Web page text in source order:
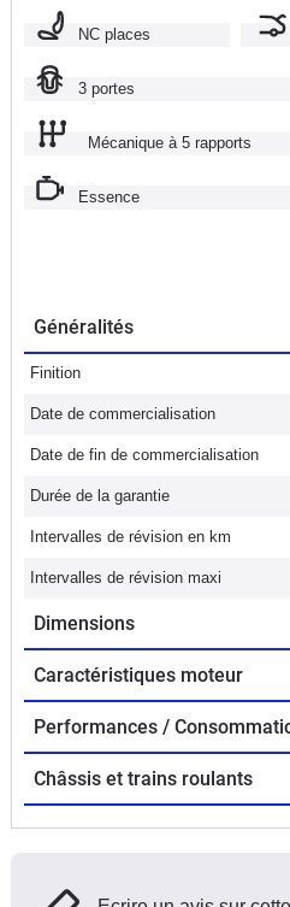
NC places
3 portes
Mécanique à 5 rapports
Essence
Généralités
Finition
Date de commercialisation
Date de fin de commercialisation
Durée de la garantie
Intervalles de révision en km
Intervalles de révision maxi
Dimensions
Caractéristiques moteur
Performances /
Châssis et trains roulants